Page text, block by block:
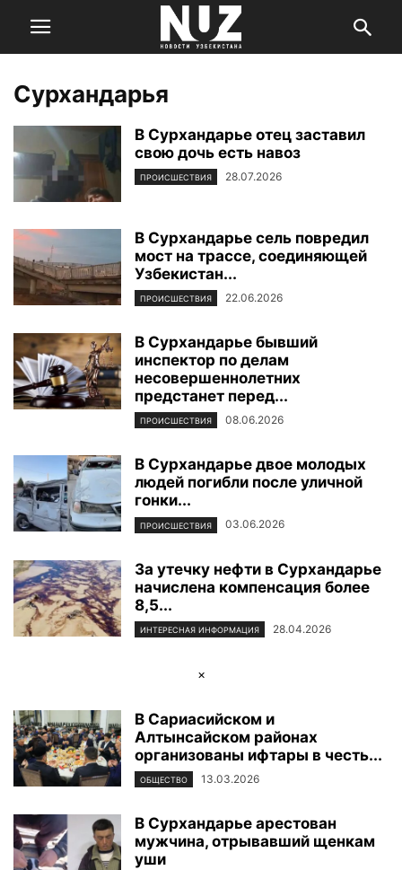
Сурхандарья
В Сурхандарье отец заставил
свою дочь есть навоз
ПРОИСШЕСТВИЯ 28.07.2026
В Сурхандарье сель повредил
мост на трассе, соединяющей
Узбекистан...
ПРОИСШЕСТВИЯ 22.06.2026
В Сурхандарье бывший
инспектор по делам
несовершеннолетних
предстанет перед...
ПРОИСШЕСТВИЯ 08.06.2026
В Сурхандарье двое молодых
людей погибли после уличной
гонки...
ПРОИСШЕСТВИЯ 03.06.2026
За утечку нефти в Сурхандарье
начислена компенсация более
8,5...
ИНТЕРЕСНАЯ ИНФОРМАЦИЯ 28.04.2026
×
В Сариасийском и
Алтынсайском районах
организованы ифтары в честь...
ОБЩЕСТВО 13.03.2026
В Сурхандарье арестован
мужчина, отрывавший щенкам
уши